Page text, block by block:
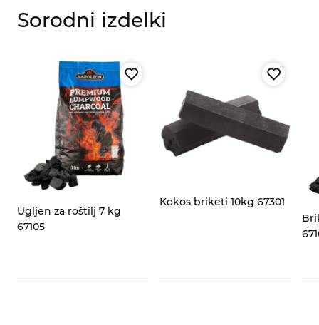
Sorodni izdelki
Ugljen za roštilj 7 kg
67105
Kokos briketi 10kg 67301